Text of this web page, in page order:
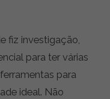
fiz investigação,
para ter várias
para
ideal. Não